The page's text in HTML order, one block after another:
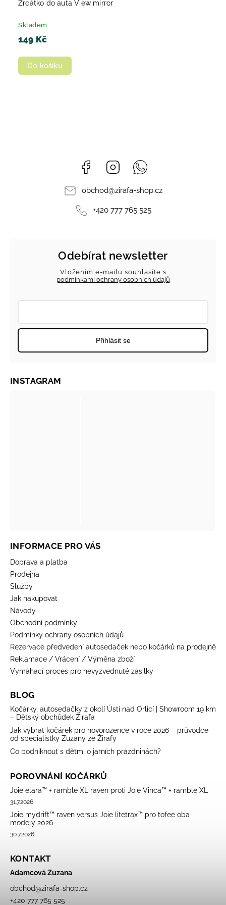
Zrcátko do auta View mirror
Skladem
149 Kč
Do košíku
Facebook Instagram
obchod@zirafa-shop.cz
+420 777 765 525
Odebírat newsletter
Vložením e-mailu souhlasíte s
podmínkami ochrany osobních údajů
Přihlásit se
INFORMACE PRO VÁS
Doprava a platba
Prodejna
Služby
Jak nakupovat
Návody
Obchodní podmínky
Podmínky ochrany osobních údajů
Rezervace předvedení autosedaček nebo kočárků na prodejně
Reklamace / Vrácení / Výměna zboží
Vymáhací proces pro nevyzvednuté zásilky
BLOG
Kočárky, autosedačky z okolí Ústí nad Orlicí | Showroom 19 km
– Dětský obchůdek Žirafa
Jak vybrat kočárek pro novorozence v roce 2026 – průvodce
od specialistky Zuzany ze Žirafy
Co podniknout s dětmi o jarních prázdninách?
POROVNÁNÍ KOČÁRKŮ
Joie elara™ + ramble XL raven proti Joie Vinca™ + ramble XL
31.7.2026
Joie mydrift™ raven versus Joie litetrax™ pro tofee oba
modely 2026
30.7.2026
KONTAKT
Adamcová Zuzana
obchod@zirafa-shop.cz
+420 777 765 525
INSTAGRAM